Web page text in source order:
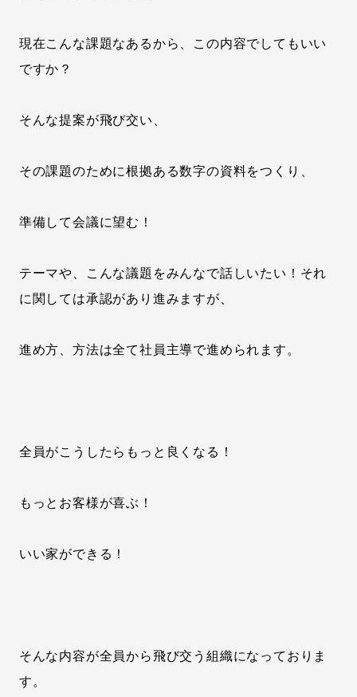
現在こんな課題なあるから、この内容でしてもいい
ですか？
そんな提案が飛び交い、
その課題のために根拠ある数字の資料をつくり、
準備して会議に望む！
テーマや、こんな議題をみんなで話しいたい！それ
に関しては承認があり進みますが、
進め方、方法は全て社員主導で進められます。
全員がこうしたらもっと良くなる！
もっとお客様が喜ぶ！
いい家ができる！
そんな内容が全員から飛び交う組織になっておりま
す。